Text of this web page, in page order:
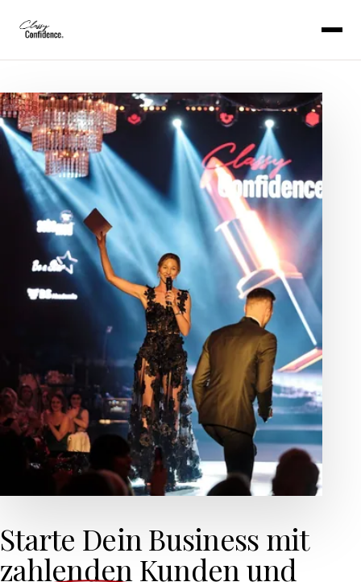
Starte Dein Business mit
zahlenden Kunden und